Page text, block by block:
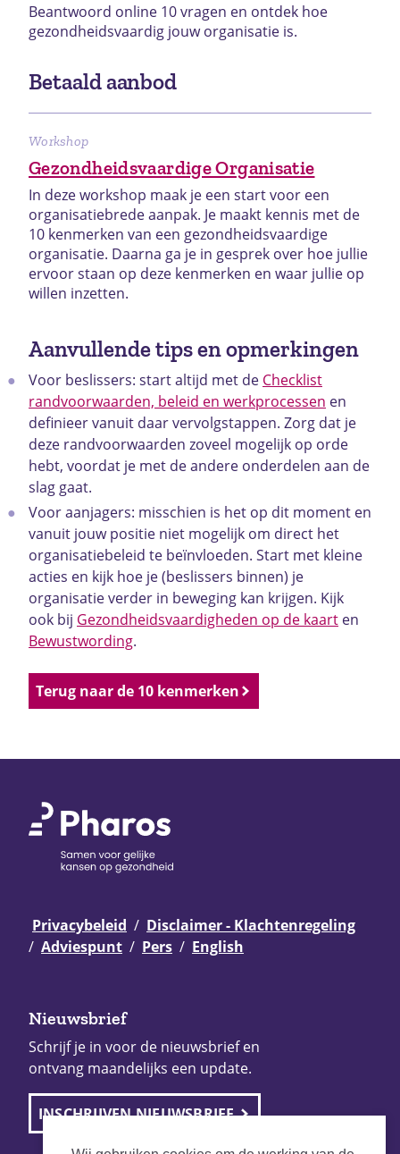
Beantwoord online 10 vragen en ontdek hoe
gezondheidsvaardig jouw organisatie is.
Betaald aanbod
Workshop
Gezondheidsvaardige Organisatie
In deze workshop maak je een start voor een
organisatiebrede aanpak. Je maakt kennis met de
10 kenmerken van een gezondheidsvaardige
organisatie. Daarna ga je in gesprek over hoe jullie
ervoor staan op deze kenmerken en waar jullie op
willen inzetten.
Aanvullende tips en opmerkingen
Voor beslissers: start altijd met de Checklist
randvoorwaarden, beleid en werkprocessen en
definieer vanuit daar vervolgstappen. Zorg dat je
deze randvoorwaarden zoveel mogelijk op orde
hebt, voordat je met de andere onderdelen aan de
slag gaat.
Voor aanjagers: misschien is het op dit moment en
vanuit jouw positie niet mogelijk om direct het
organisatiebeleid te beïnvloeden. Start met kleine
acties en kijk hoe je (beslissers binnen) je
organisatie verder in beweging kan krijgen. Kijk
ook bij Gezondheidsvaardigheden op de kaart en
Bewustwording.
Terug naar de 10 kenmerken
Privacybeleid
Disclaimer - Klachtenregeling
Adviespunt
Pers English
Nieuwsbrief
Schrijf je in voor de nieuwsbrief en
ontvang maandelijks een update.
INSCHRIJVEN NIEUWSBRIEF